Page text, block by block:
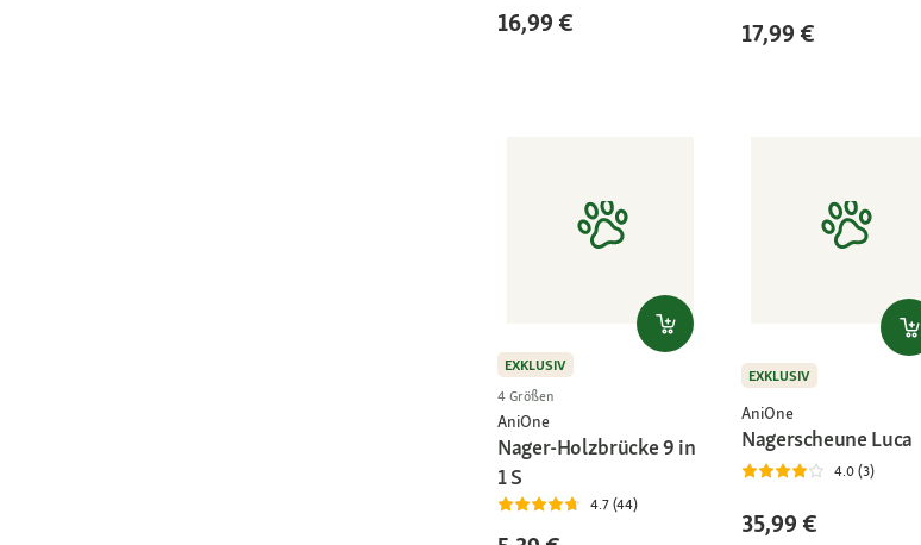
16,99 € 17,99 €
EXKLUSIV
4 Größen
AniOne
Nager-Holzbrücke 9 in
1 S
4.7 (44)
EXKLUSIV
AniOne
Nagerscheune Luca
4.0 (3)
35,99 €